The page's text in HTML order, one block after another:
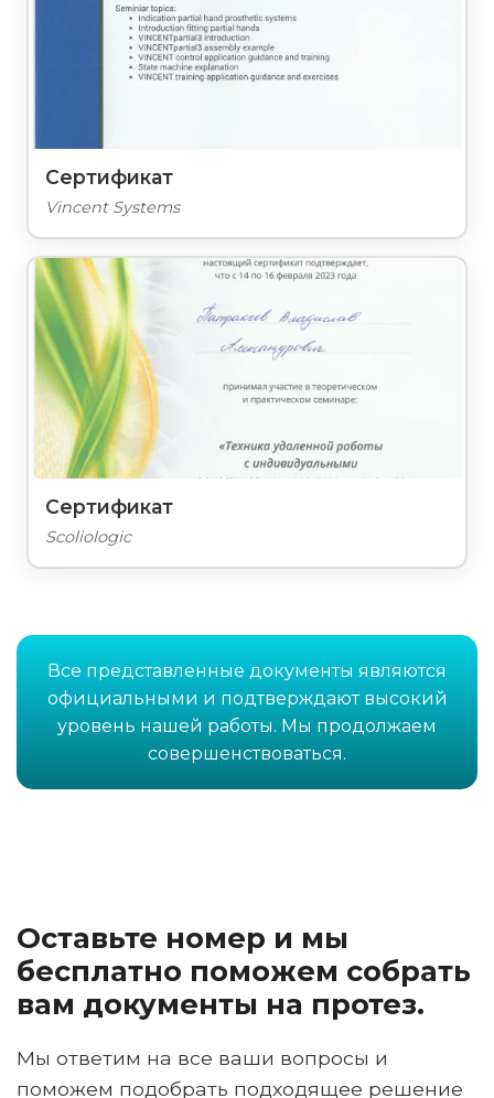
Сертификат
Vincent Systems
Сертификат
Scoliologic
Все представленные документы являются
официальными и подтверждают высокий
уровень нашей работы. Мы продолжаем
совершенствоваться.
Оставьте номер и мы
бесплатно поможем собрать
вам документы на протез.
Мы ответим на все ваши вопросы и
поможем подобрать подходящее решение